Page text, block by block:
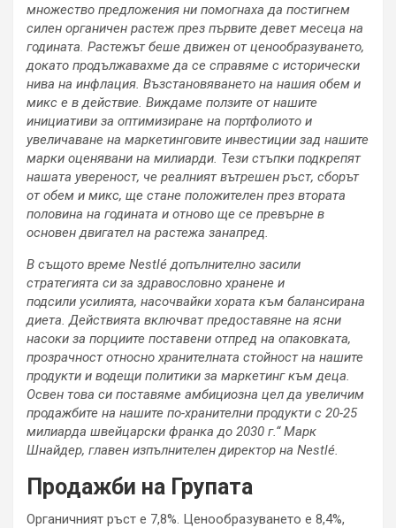
множество предложения ни помогнаха да постигнем
силен органичен растеж през първите девет месеца на
годината. Растежът беше движен от ценообразуването,
докато продължавахме да се справяме с исторически
нива на инфлация. Възстановяването на нашия обем и
микс е вдействие. Виждаме ползите от нашите
инициативи за оптимизиране на портфолиото и
увеличаване на маркетинговите инвестиции зад нашите
марки оценявани на милиарди. Тези стъпки подкрепят
нашата увереност, че реалният вътрешен ръст, сборът
от обем и микс, ще стане положителен през втората
половина на годината и отново ще се превърне в
основен двигател на растежа занапред.
В същото време Nestlé допълнително засили
стратегията си за здравословно хранене и
подсили усилията, насочвайки хората към балансирана
диета. Действията включват предоставяне на ясни
насоки за порциите поставени отпред на опаковката,
прозрачност относно хранителната стойност на нашите
продукти и водещи политики за маркетингкъмдеца.
Освен това си поставяме амбициозна цел да увеличим
продажбите на нашите по-хранителни продукти с 20-25
милиарда швейцарски франка до 2030 г.“ Марк
Шнайдер, главен изпълнителен директор на Nestlé.
Продажби на Групата
Органичният ръст е 7,8%. Ценообразуването е 8,4%,